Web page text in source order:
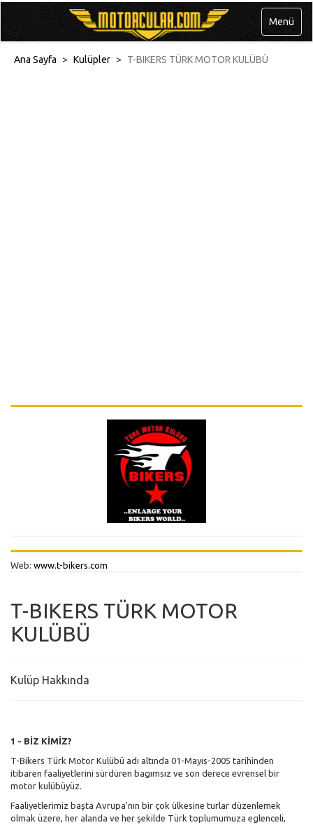
Menü
Ana Sayfa > Kulüpler > T-BIKERS TÜRK MOTOR KULÜBÜ
Web: www.t-bikers.com
T-BIKERS TÜRK MOTOR
KULÜBÜ
Kulüp Hakkında
1 - BİZ KİMİZ?
T-Bikers Türk Motor Kulübü adı altında 01-Mayıs-2005 tarihinden
itibaren faaliyetlerini sürdüren bagımsız ve son derece evrensel bir
motor kulübüyüz.
Faaliyetlerimiz başta Avrupa'nın bir çok ülkesine turlar düzenlemek
olmak üzere, her alanda ve her şekilde Türk toplumumuza eglenceli,